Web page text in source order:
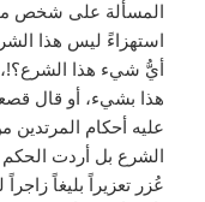
المسألة على شخص ما:
استهزاءً ليس هذا
أيُّ شيء هذا
هذا بشيء، أو قال
عليه أحكام المرتدين
الشرع بل أردت
عُزر تعزيراً بليغاً